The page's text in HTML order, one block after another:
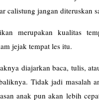
calistung jangan diteruskan
merupakan kualitas
jejak tempat les itu.
diajarkan baca, tulis,
Tidak jadi masalah
anak pun akan lebih